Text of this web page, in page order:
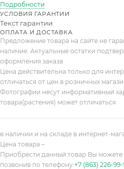
Подробности
УСЛОВИЯ ГАРАНТИИ
Текст гарантии
ОПЛАТА И ДОСТАВКА
Предложение товара на сайте не
наличие. Актуальные остатки
оформления заказа
Цена действительна только для
отличаться от цен в розничных
Фотографии несут информативный
товара(растения) может отличаться
в наличии и на складе в интернет-
Цена товара –
Приобрести данный товар Вы можете
позвонив по телефону +7 (863) 226-